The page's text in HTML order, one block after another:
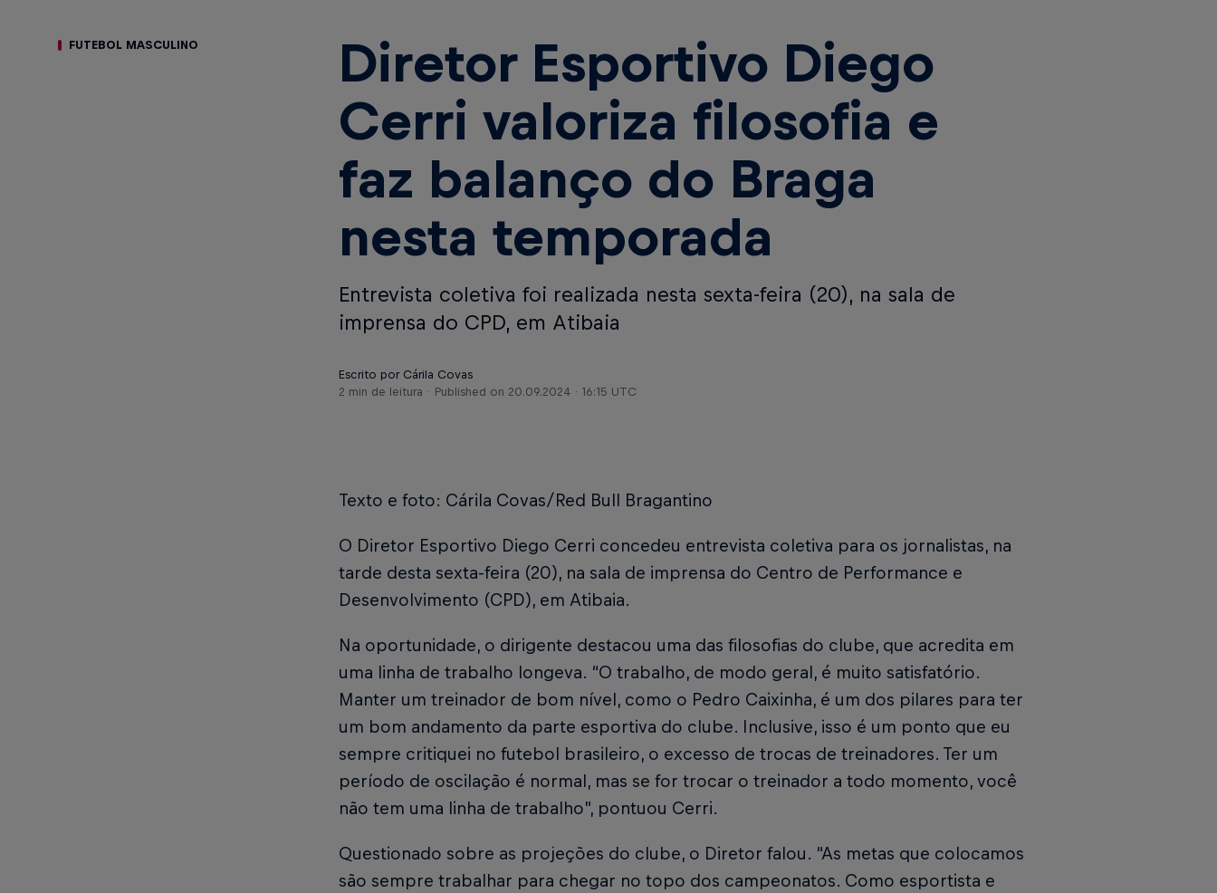
FUTEBOL MASCULINO
Diretor Esportivo Diego
Cerri valoriza filosofia e
faz balanço do Braga
nesta temporada
Entrevista coletiva foi realizada nesta sexta-feira (20), na sala de
imprensa do CPD, em Atibaia
Escrito por Cárila Covas
2 min de leitura
Published on 20.09.2024 · 16:15 UTC
Texto e foto: Cárila Covas/Red Bull Bragantino
O Diretor Esportivo Diego Cerri concedeu entrevista coletiva para os jornalistas, na
tarde desta sexta-feira (20), na sala de imprensa do Centro de Performance e
Desenvolvimento (CPD), em Atibaia.
Na oportunidade, o dirigente destacou uma das filosofias do clube, que acredita em
uma linha de trabalho longeva. “O trabalho, de modo geral, é muito satisfatório.
Manter um treinador de bom nível, como o Pedro Caixinha, é um dos pilares para ter
um bom andamento da parte esportiva do clube. Inclusive, isso é um ponto que eu
sempre critiquei no futebol brasileiro, o excesso de trocas de treinadores. Ter um
período de oscilação é normal, mas se for trocar o treinador a todo momento, você
não tem uma linha de trabalho”, pontuou Cerri.
Questionado sobre as projeções do clube, o Diretor falou. “As metas que colocamos
são sempre trabalhar para chegar no topo dos campeonatos. Como esportista e